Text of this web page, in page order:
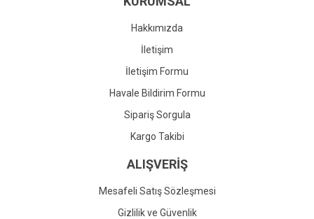
Gönder
Hakkımızda
İletişim
İletişim Formu
Havale Bildirim Formu
Sipariş Sorgula
Kargo Takibi
ALIŞVERİŞ
Mesafeli Satış Sözleşmesi
Gizlilik ve Güvenlik